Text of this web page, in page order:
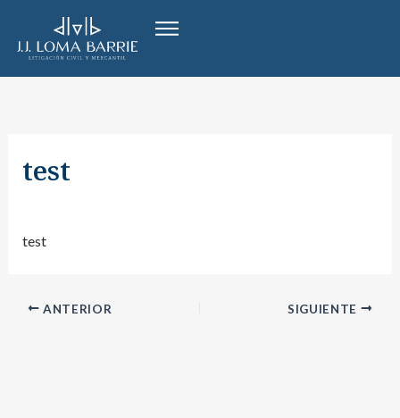
contenido
test
test
ANTERIOR SIGUIENTE